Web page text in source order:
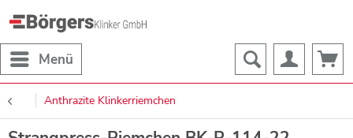
Menü
Anthrazite Klinkerriemchen